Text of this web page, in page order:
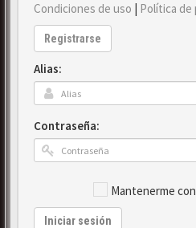
Condiciones de uso | Política de
Registrarse
Alias:
Contraseña:
Mantenerme
Iniciar sesión